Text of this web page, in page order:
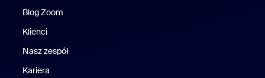
Blog Zoom
Klienci
Nasz zespół
Kariera